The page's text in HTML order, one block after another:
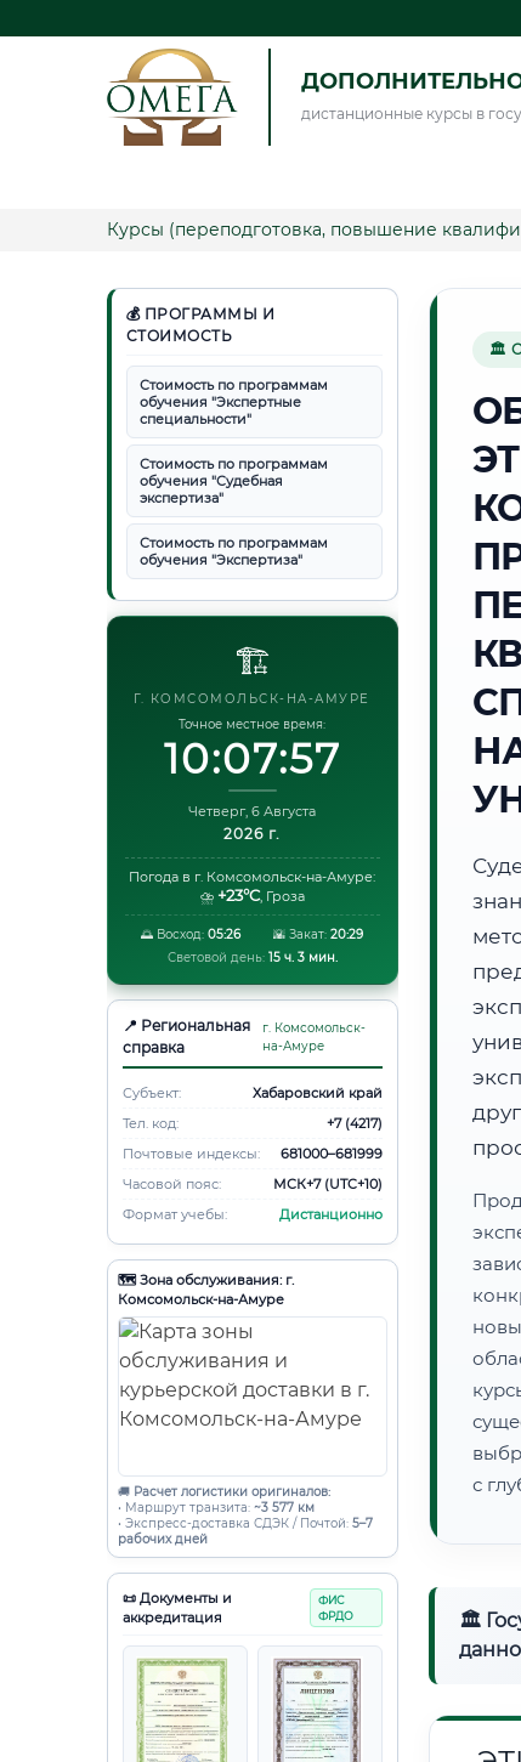
дистанционные курсы в
Курсы (переподготовка, повышение
💰 ПРОГРАММЫ И
СТОИМОСТЬ
Стоимость по программам
обучения "Экспертные
специальности"
Стоимость по программам
обучения "Судебная
экспертиза"
Стоимость по программам
обучения "Экспертиза"
🏗️
Г. КОМСОМОЛЬСК-НА-АМУРЕ
Точное местное время:
10:07:57
Четверг, 6 Августа
2026 г.
Погода в г. Комсомольск-на-Амуре:
⛈️ +23°C, Гроза
🌅 Восход: 05:26 🌇 Закат: 20:29
Световой день: 15 ч. 3 мин.
📍 Региональная
справка
г. Комсомольск-
на-Амуре
Субъект:
Хабаровский край
Тел. код:
+7 (4217)
Почтовые индексы:
681000–681999
Часовой пояс:
МСК+7 (UTC+10)
Формат учебы:
Дистанционно
🗺️ Зона обслуживания: г.
Комсомольск-на-Амуре
🚚 Расчет логистики оригиналов:
• Маршрут транзита: ~3 577 км
• Экспресс-доставка СДЭК / Почтой: 5–7
рабочих дней
📜 Документы и
аккредитация
ФИС
ФРДО
🏛
с
🏛